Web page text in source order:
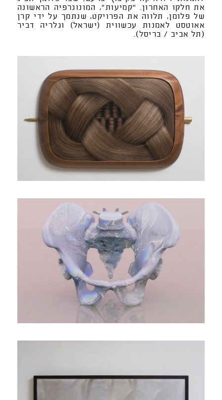
את חלקו האחרון. "קמיעות", המונוגרפיה הראשונה
של פלומן, תלווה את הפרויקט, שנתמך על ידי קרן
אאוטסט לאמנות עכשווית (ישראל) וגלריה דביר
(תל אביב / בריסל).